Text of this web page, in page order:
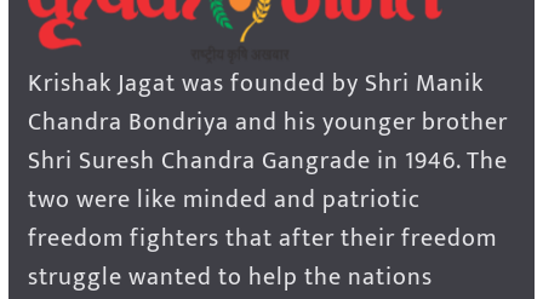
Krishak Jagat was founded by Shri Manik
Chandra Bondriya and his younger brother
Shri Suresh Chandra Gangrade in 1946. The
two were like minded and patriotic
freedom fighters that after their freedom
struggle wanted to help the nations